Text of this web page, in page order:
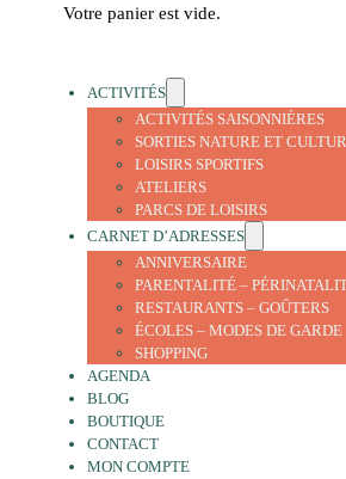
Votre panier est vide.
ACTIVITÉS
ACTIVITÉS SAISONNIÈRES
SORTIES NATURE ET
LOISIRS SPORTIFS
ATELIERS
PARCS DE LOISIRS
CARNET D’ADRESSES
ANNIVERSAIRE
PARENTALITÉ –
RESTAURANTS – GOÛTERS
ÉCOLES – MODES DE GARDE
SHOPPING
AGENDA
BLOG
BOUTIQUE
CONTACT
MON COMPTE